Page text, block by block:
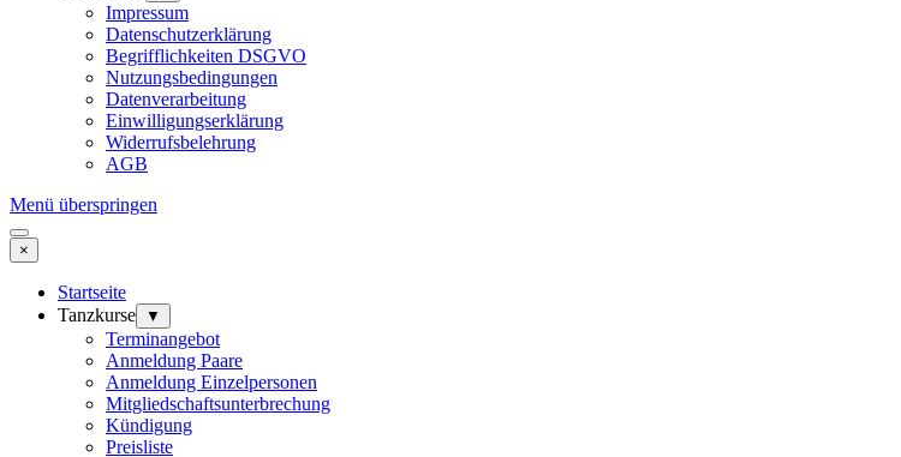
Impressum
Datenschutzerklärung
Begrifflichkeiten DSGVO
Nutzungsbedingungen
Datenverarbeitung
Einwilligungserklärung
Widerrufsbelehrung
AGB
Menü überspringen
×
Startseite
Tanzkurse
▼
Terminangebot
Anmeldung Paare
Anmeldung Einzelpersonen
Mitgliedschaftsunterbrechung
Kündigung
Preisliste